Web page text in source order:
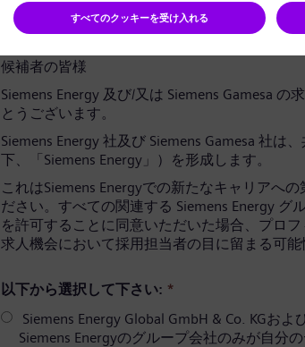
データプライバシー通知
候補者の皆様
Siemens Energy 及び/又は Siemens Gamesa
とうございます。
Siemens Energy 社及び Siemens Gamesa 社は
下、「Siemens Energy」）を形成します。
これはSiemens Energyでの新たなキャリアへ
ださい。すべての関連する Siemens Energy グ
を許可することに同意いただいた場合、プロ
求人機会において採用担当者の目に留まる可能
以下から選択して下さい: *
Siemens Energy Global GmbH & Co. KGお
Siemens Energyのグループ会社のみが自分